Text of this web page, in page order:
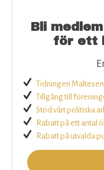
Bli
för ett
Tidningen Maltesen
Tillgång till
Stöd vårt politiska
Rabatt på ett antal
Rabatt på utvalda